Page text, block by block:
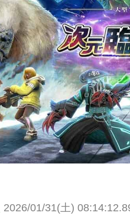
2026/01/31(土)